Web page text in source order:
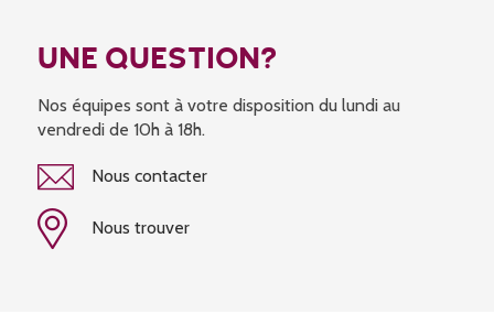
UNE QUESTION?
Nos équipes sont à votre disposition du lundi au
vendredi de 10h à 18h.
Nous contacter
Nous trouver